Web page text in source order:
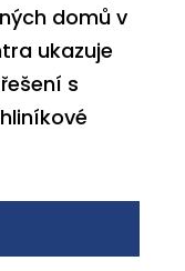
domů v
ukazuje
s